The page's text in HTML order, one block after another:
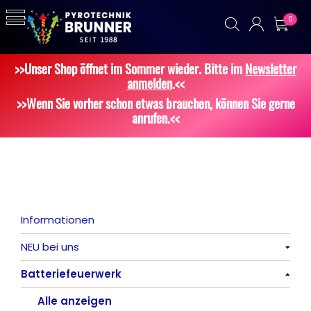
0
>>Unser Shop öffnet im Sommer wieder. Bitte imNewsletter
anmelden.<<
>>Wenn Sie vorher schon etwas brauchen, können Sie gerne
anrufen.<<
Informationen
NEU bei uns
Alle anzeigen
Batteriefeuerwerk
Alle anzeigen